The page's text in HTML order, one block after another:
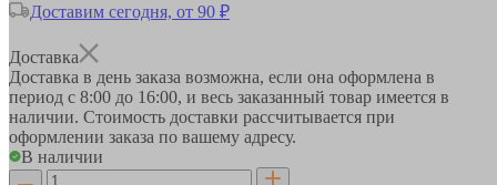
Доставим сегодня, от 90 ₽
Доставка
Доставка в день заказа возможна, если она оформлена в
период с 8:00 до 16:00, и весь заказанный товар имеется в
наличии. Стоимость доставки рассчитывается при
оформлении заказа по вашему адресу.
В наличии